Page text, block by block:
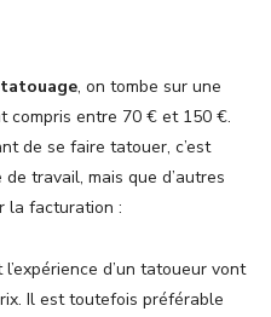
, on tombe sur une
compris entre 70 € et 150 €.
de se faire tatouer, c’est
travail, mais que d’autres
la facturation :
d’un tatoueur vont
Il est toutefois préférable